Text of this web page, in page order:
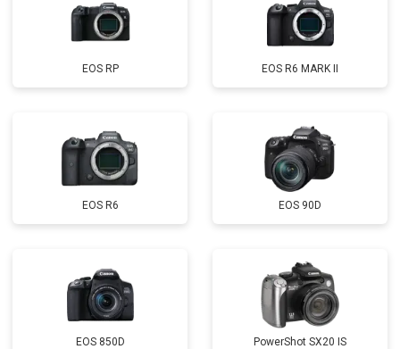
EOS RP EOS R6 MARK II
EOS R6 EOS 90D
EOS 850D PowerShot SX20 IS